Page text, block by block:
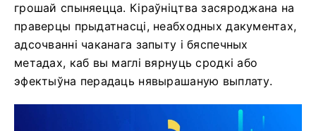
грошай спыняецца. Кіраўніцтва засяроджана на
праверцы прыдатнасці, неабходных дакументах,
адсочванні чаканага запыту і бяспечных
метадах, каб вы маглі вярнуць сродкі або
эфектыўна перадаць нявырашаную выплату.